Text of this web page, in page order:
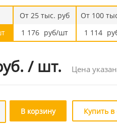
От 25 тыс. руб
1 176 руб/шт
От 100
1 114
/ шт. Цена
В корзину Купить в